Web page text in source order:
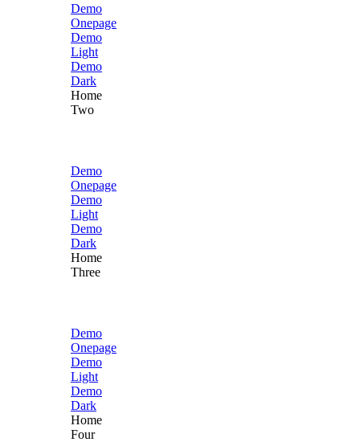
Demo
Onepage
Demo
Light
Demo
Dark
Home
Two
Demo
Onepage
Demo
Light
Demo
Dark
Home
Three
Demo
Onepage
Demo
Light
Demo
Dark
Home
Four